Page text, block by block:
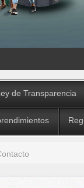
de Transparencia